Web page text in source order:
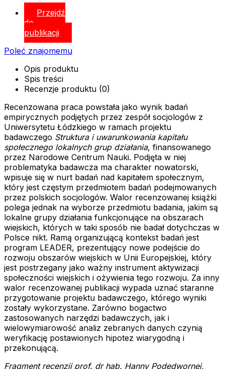
Przejdź
do
publikacji
Poleć znajomemu
Opis produktu
Spis treści
Recenzje produktu (0)
Recenzowana praca powstała jako wynik badań
empirycznych podjętych przez zespół socjologów z
Uniwersytetu Łódzkiego w ramach projektu
badawczego Struktura i uwarunkowania kapitału
społecznego lokalnych grup działania, finansowanego
przez Narodowe Centrum Nauki. Podjęta w niej
problematyka badawcza ma charakter nowatorski,
wpisuje się w nurt badań nad kapitałem społecznym,
który jest częstym przedmiotem badań podejmowanych
przez polskich socjologów. Walor recenzowanej książki
polega jednak na wyborze przedmiotu badania, jakim są
lokalne grupy działania funkcjonujące na obszarach
wiejskich, których w taki sposób nie badał dotychczas w
Polsce nikt. Ramą organizującą kontekst badań jest
program LEADER, prezentujący nowe podejście do
rozwoju obszarów wiejskich w Unii Europejskiej, który
jest postrzegany jako ważny instrument aktywizacji
społeczności wiejskich i ożywienia tego rozwoju. Za inny
walor recenzowanej publikacji wypada uznać staranne
przygotowanie projektu badawczego, którego wyniki
zostały wykorzystane. Zarówno bogactwo
zastosowanych narzędzi badawczych, jak i
wielowymiarowość analiz zebranych danych czynią
weryfikację postawionych hipotez wiarygodną i
przekonującą.
Fragment recenzji prof. dr hab. Hanny Podedwornej,